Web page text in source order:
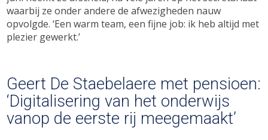
waarbij ze onder andere de afwezigheden nauw
opvolgde. ‘Een warm team, een fijne job: ik heb altijd met
plezier gewerkt.’
Geert De Staebelaere met pensioen:
‘Digitalisering van het onderwijs
vanop de eerste rij meegemaakt’